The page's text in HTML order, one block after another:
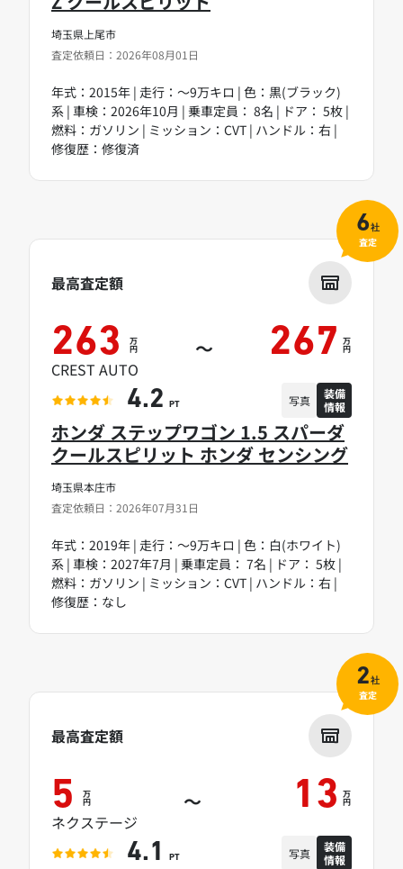
埼玉県上尾市
査定依頼日：2026年08月01日
年式：2015年 | 走行：～9万キロ | 色：黒(ブラック)
系 | 車検：2026年10月 | 乗車定員： 8名 | ドア： 5枚 |
燃料：ガソリン | ミッション：CVT | ハンドル：右 |
修復歴：修復済
埼玉県本庄市
査定依頼日：2026年07月31日
ホンダ ステップワゴン 1.5 スパーダ
クールスピリット ホンダ センシング
年式：2019年 | 走行：～9万キロ | 色：白(ホワイト)
系 | 車検：2027年7月 | 乗車定員： 7名 | ドア： 5枚 |
燃料：ガソリン | ミッション：CVT | ハンドル：右 |
修復歴：なし
最高査定額
263 万
円 ～ 267 万
円
CREST AUTO
4.2 PT 写真
装備
情報
6社
査定
最高査定額
5 万
円 ～ 13 万
円
ネクステージ
4.1 PT 写真
装備
情報
2社
査定